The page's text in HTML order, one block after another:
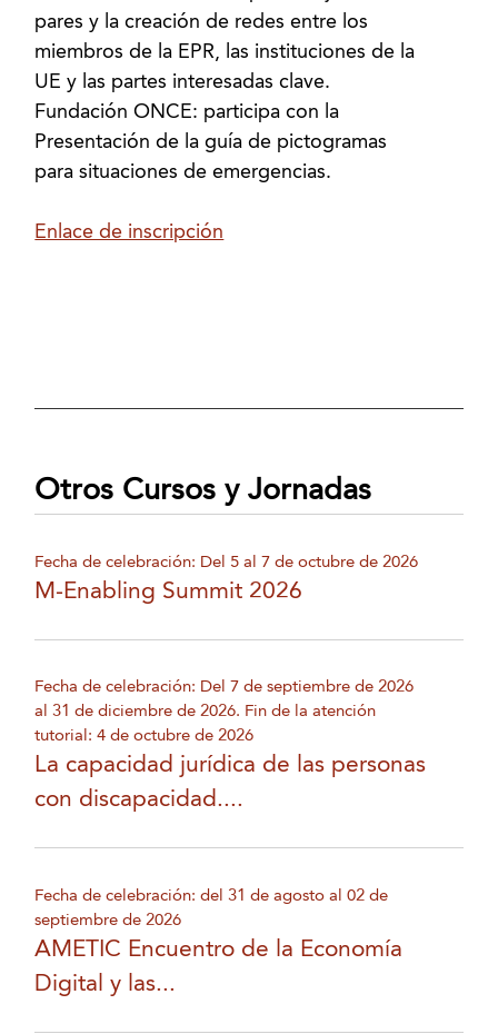
pares y la creación de redes entre los
miembros de la EPR, las instituciones de la
UE y las partes interesadas clave.
Fundación ONCE: participa con la
Presentación de la guía de pictogramas
para situaciones de emergencias.
Enlace de inscripción
Otros Cursos y Jornadas
Fecha de celebración: Del 5 al 7 de octubre de 2026
M-Enabling Summit 2026
Fecha de celebración: Del 7 de septiembre de 2026
al 31 de diciembre de 2026. Fin de la atención
tutorial: 4 de octubre de 2026
La capacidad jurídica de las personas
con discapacidad....
Fecha de celebración: del 31 de agosto al 02 de
septiembre de 2026
AMETIC Encuentro de la Economía
Digital y las...